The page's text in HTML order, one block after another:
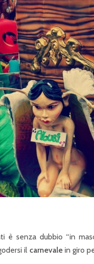
senza dubbio “in
il carnevale in giro